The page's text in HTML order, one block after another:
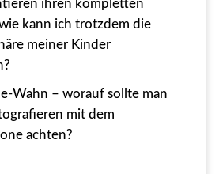
ihren kompletten
kann ich trotzdem die
meiner Kinder
Wahn – worauf sollte man
mit dem
achten?